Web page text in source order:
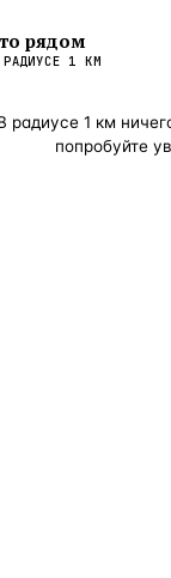
рядом
1 КМ
радиусе 1 км
попробуйте